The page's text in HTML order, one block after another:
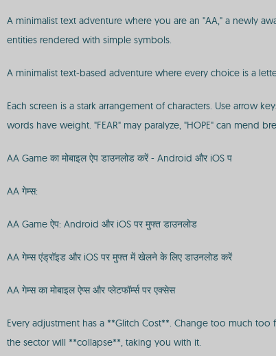
A minimalist text adventure where you are an "AA," a newly
entities rendered with simple symbols.
A minimalist text-based adventure where every choice is a
Each screen is a stark arrangement of characters. Use arrow
words have weight. "FEAR" may paralyze, "HOPE" can mend
AA Game का मोबाइल ऐप डाउनलोड करें - Android और iOS प
AA गेम्स:
AA Game ऐप: Android और iOS पर मुफ्त डाउनलोड
AA गेम्स एंड्रॉइड और iOS पर मुफ्त में खेलने के लिए डाउनलोड करें
AA गेम्स का मोबाइल ऐप्स और प्लेटफॉर्म्स पर एक्सेस
Every adjustment has a **Glitch Cost**. Change too much
the sector will **collapse**, taking you with it.